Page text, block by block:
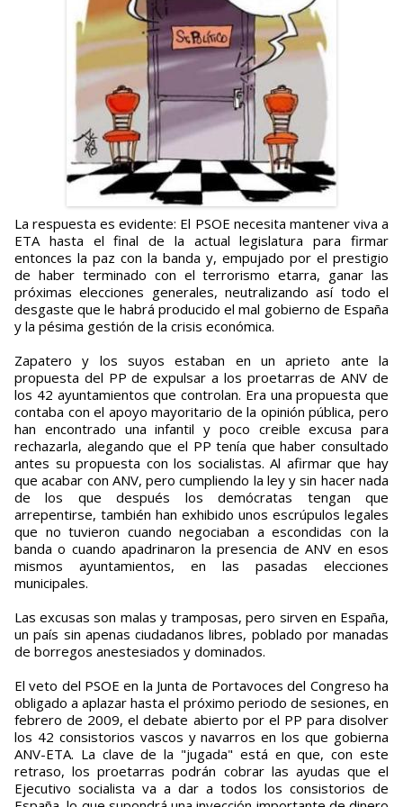
La respuesta es evidente: El PSOE necesita mantener viva a
ETA hasta el final de la actual legislatura para firmar
entonces la paz con la banda y, empujado por el prestigio
de haber terminado con el terrorismo etarra, ganar las
próximas elecciones generales, neutralizando así todo el
desgaste que le habrá producido el mal gobierno de España
y la pésima gestión de la crisis económica.
Zapatero y los suyos estaban en un aprieto ante la
propuesta del PP de expulsar a los proetarras de ANV de
los 42 ayuntamientos que controlan. Era una propuesta que
contaba con el apoyo mayoritario de la opinión pública, pero
han encontrado una infantil y poco creible excusa para
rechazarla, alegando que el PP tenía que haber consultado
antes su propuesta con los socialistas. Al afirmar que hay
que acabar con ANV, pero cumpliendo la ley y sin hacer nada
de los que después los demócratas tengan que
arrepentirse, también han exhibido unos escrúpulos legales
que no tuvieron cuando negociaban a escondidas con la
banda o cuando apadrinaron la presencia de ANV en esos
mismos ayuntamientos, en las pasadas elecciones
municipales.
Las excusas son malas y tramposas, pero sirven en España,
un país sin apenas ciudadanos libres, poblado por manadas
de borregos anestesiados y dominados.
El veto del PSOE en la Junta de Portavoces del Congreso ha
obligado a aplazar hasta el próximo periodo de sesiones, en
febrero de 2009, el debate abierto por el PP para disolver
los 42 consistorios vascos y navarros en los que gobierna
ANV-ETA. La clave de la "jugada" está en que, con este
retraso, los proetarras podrán cobrar las ayudas que el
Ejecutivo socialista va a dar a todos los consistorios de